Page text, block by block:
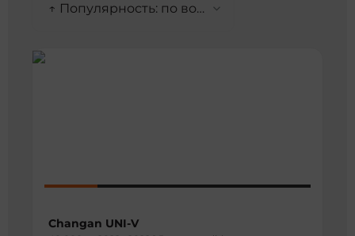
↑ Популярность: по возрастанию
Changan UNI-V